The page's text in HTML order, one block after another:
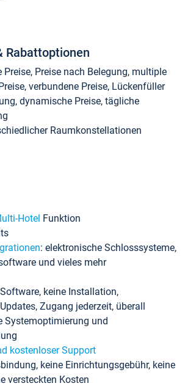
Rabattoptionen
Preise, Preise nach Belegung, multiple
verbundene Preise, Lückenfüller
dynamische Preise, tägliche
Raumkonstellationen
Hotel Funktion
: elektronische Schlosssysteme,
und vieles mehr
keine Installation,
Zugang jederzeit, überall
Systemoptimierung und
kostenloser Support
keine Einrichtungsgebühr, keine
versteckten Kosten